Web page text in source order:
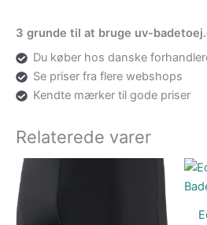
3 grunde til at bruge uv-
Du køber hos danske
Se priser fra flere webshops
Kendte mærker til gode priser
Relaterede varer